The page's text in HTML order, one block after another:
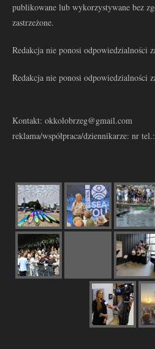
publikowane lub wykorzystywane bez
zastrzeżone.
Redakcja nie ponosi odpowiedzialności
Redakcja nie ponosi odpowiedzialności
Kontakt: okkolobrzeg@gmail.com
reklama/współpraca/dziennikarze: nr tel.: